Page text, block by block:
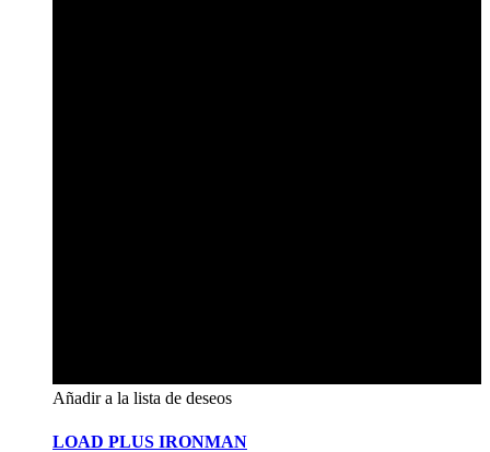
Añadir a la lista de deseos
LOAD PLUS IRONMAN